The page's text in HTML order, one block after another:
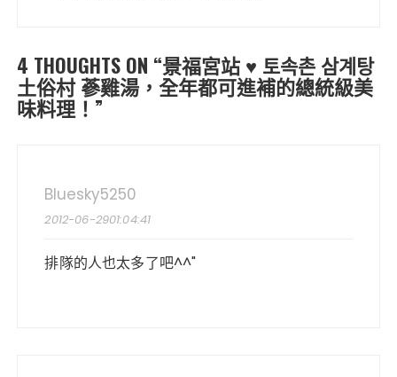
4 THOUGHTS ON “景福宮站 ♥ 토속촌 삼계탕
土俗村 蔘雞湯，全年都可進補的總統級美
味料理！ ”
Bluesky5250
2012-06-2901:04:41
排隊的人也太多了吧^^"